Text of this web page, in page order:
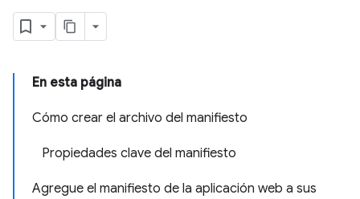
En esta página
Cómo crear el archivo del manifiesto
Propiedades clave del manifiesto
Agregue el manifiesto de la aplicación web a sus